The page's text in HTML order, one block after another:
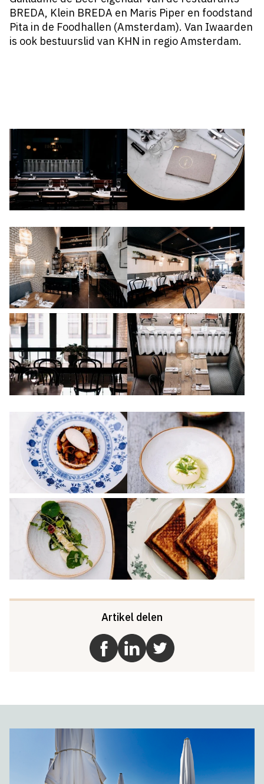
BREDA, Klein BREDA en Maris Piper en foodstand
Pita in de Foodhallen (Amsterdam). Van Iwaarden
is ook bestuurslid van KHN in regio Amsterdam.
Artikel delen